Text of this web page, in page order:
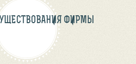
ФИРМЫ